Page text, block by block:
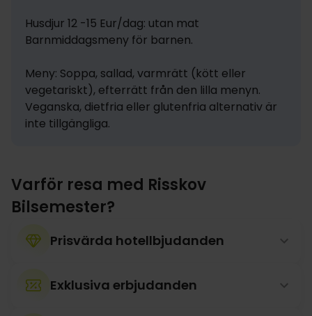
Husdjur 12 -15 Eur/dag: utan mat
Barnmiddagsmeny för barnen.
Meny: Soppa, sallad, varmrätt (kött eller
vegetariskt), efterrätt från den lilla menyn.
Veganska, dietfria eller glutenfria alternativ är
inte tillgängliga.
Varför resa med Risskov
Bilsemester?
Prisvärda hotellbjudanden
Exklusiva erbjudanden